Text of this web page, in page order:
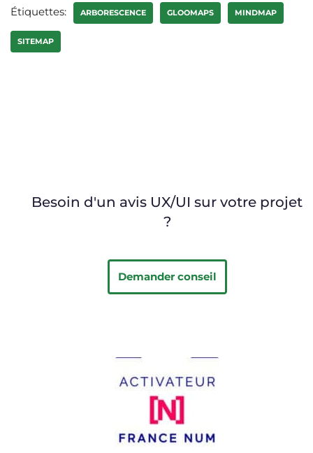
Étiquettes: ARBORESCENCE GLOOMAPS MINDMAP
SITEMAP
Besoin d'un avis UX/UI sur votre projet
?
Demander conseil